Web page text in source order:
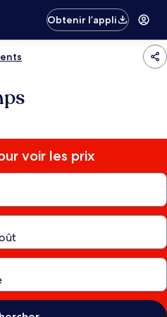
Obtenir l’appli
voir les prix